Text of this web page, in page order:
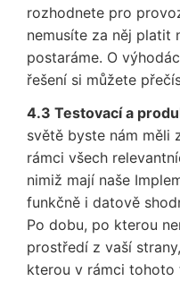
rozhodnete pro
nemusíte za něj platit
postaráme. O
řešení si můžete
4.3 Testovací a
světě byste nám
rámci všech
nimiž mají naše
funkčně i datově
Po dobu, po kterou
prostředí z vaší
kterou v rámci tohoto